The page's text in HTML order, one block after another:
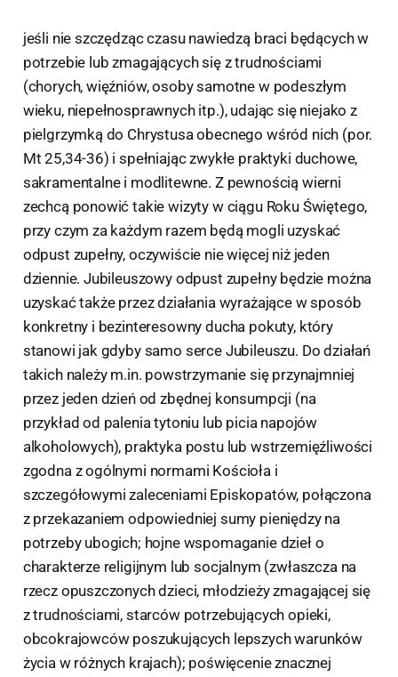
jeśli nie szczędząc czasu nawiedzą braci będących w
potrzebie lub zmagających się z trudnościami
(chorych, więźniów, osoby samotne w podeszłym
wieku, niepełnosprawnych itp.), udając się niejako z
pielgrzymką do Chrystusa obecnego wśród nich (por.
Mt 25,34-36) i spełniając zwykłe praktyki duchowe,
sakramentalne i modlitewne. Z pewnością wierni
zechcą ponowić takie wizyty w ciągu Roku Świętego,
przy czym za każdym razem będą mogli uzyskać
odpust zupełny, oczywiście nie więcej niż jeden
dziennie. Jubileuszowy odpust zupełny będzie można
uzyskać także przez działania wyrażające w sposób
konkretny i bezinteresowny ducha pokuty, który
stanowi jak gdyby samo serce Jubileuszu. Do działań
takich należy m.in. powstrzymanie się przynajmniej
przez jeden dzień od zbędnej konsumpcji (na
przykład od palenia tytoniu lub picia napojów
alkoholowych), praktyka postu lub wstrzemięźliwości
zgodna z ogólnymi normami Kościoła i
szczegółowymi zaleceniami Episkopatów, połączona
z przekazaniem odpowiedniej sumy pieniędzy na
potrzeby ubogich; hojne wspomaganie dzieł o
charakterze religijnym lub socjalnym (zwłaszcza na
rzecz opuszczonych dzieci, młodzieży zmagającej się
z trudnościami, starców potrzebujących opieki,
obcokrajowców poszukujących lepszych warunków
życia w różnych krajach); poświęcenie znacznej